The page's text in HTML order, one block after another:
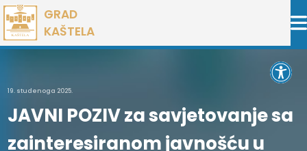
Preskoči
na
sadržaj
GRAD
KAŠTELA
19. studenoga 2025.
JAVNI POZIV za savjetovanje sa
zainteresiranom javnošću u